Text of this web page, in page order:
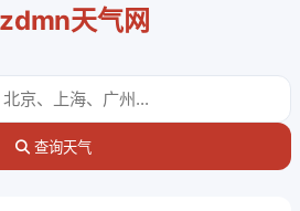
天气网
查询天气